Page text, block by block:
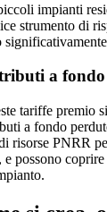
impianti
strumento di
a
tariffe premio
a fondo
risorse PNRR
e possono